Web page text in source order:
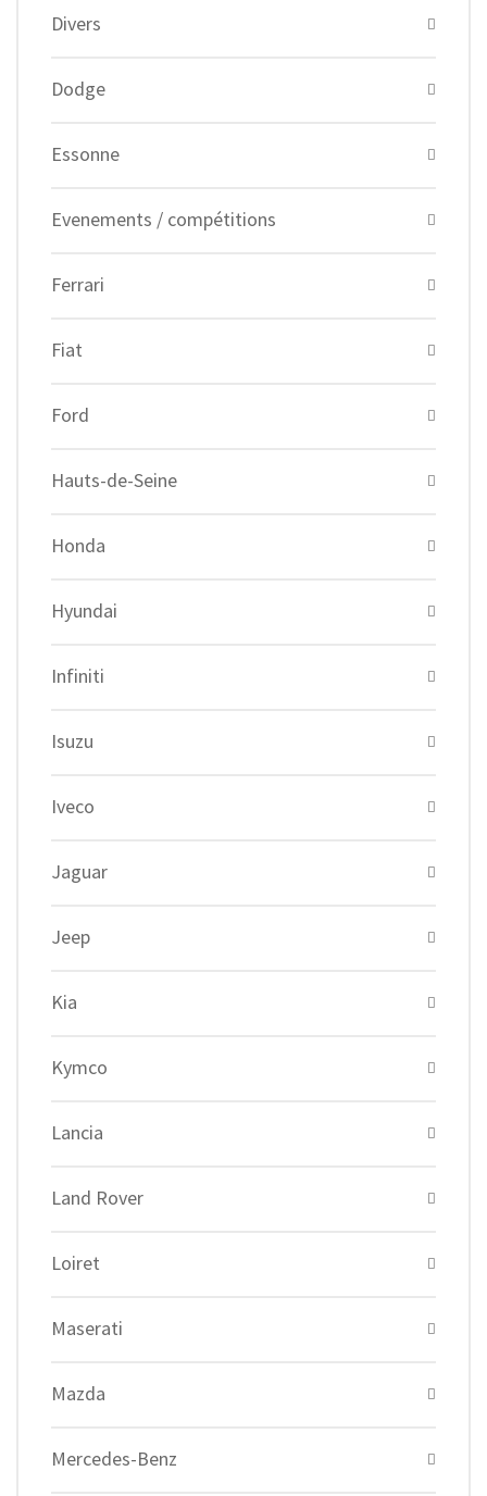
Divers
Dodge
Essonne
Evenements / compétitions
Ferrari
Fiat
Ford
Hauts-de-Seine
Honda
Hyundai
Infiniti
Isuzu
Iveco
Jaguar
Jeep
Kia
Kymco
Lancia
Land Rover
Loiret
Maserati
Mazda
Mercedes-Benz